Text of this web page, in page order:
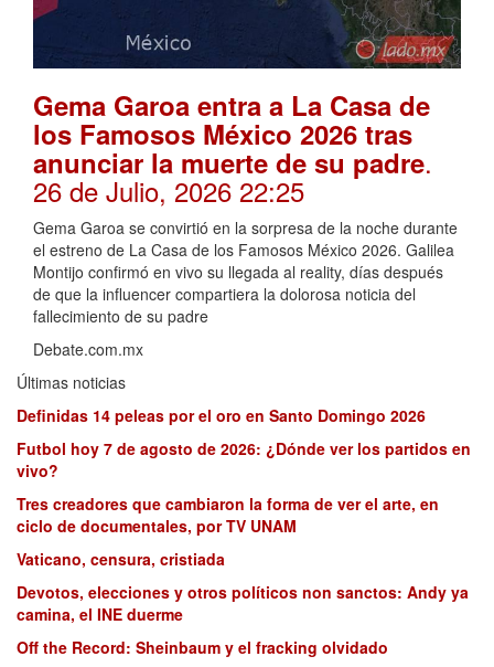
Gema Garoa entra a La Casa de
los Famosos México 2026 tras
anunciar la muerte de su padre.
26 de Julio, 2026 22:25
Gema Garoa se convirtió en la sorpresa de la noche durante
el estreno de La Casa de los Famosos México 2026. Galilea
Montijo confirmó en vivo su llegada al reality, días después
de que la influencer compartiera la dolorosa noticia del
fallecimiento de su padre
Debate.com.mx
Últimas noticias
Definidas 14 peleas por el oro en Santo Domingo 2026
Futbol hoy 7 de agosto de 2026: ¿Dónde ver los partidos en
vivo?
Tres creadores que cambiaron la forma de ver el arte, en
ciclo de documentales, por TV UNAM
Vaticano, censura, cristiada
Devotos, elecciones y otros políticos non sanctos: Andy ya
camina, el INE duerme
Off the Record: Sheinbaum y el fracking olvidado